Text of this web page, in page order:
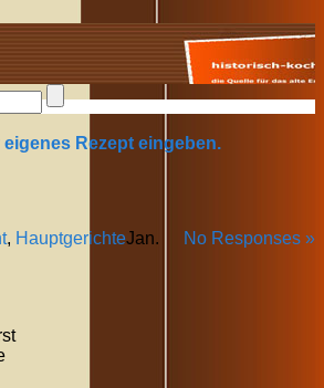
Rezept eingeben.
, Hauptgerichte No Responses »
Jan.